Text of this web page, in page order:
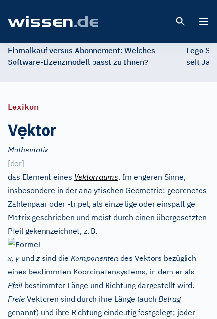
Einmalkauf versus Abonnement: Welches
Software-Lizenzmodell passt zu Ihnen?
Lego
seit
Lexikon
Vẹktor
Mathematik
[der]
das Element eines Vektorraums. Im engeren Sinne,
insbesondere in der analytischen Geometrie: geordnetes
Zahlenpaar oder -tripel, als einzeilige oder einspaltige
Matrix geschrieben und meist durch einen übergesetzten
Pfeil gekennzeichnet, z. B.
x, y und zsind die Komponenten des Vektors bezüglich
eines bestimmten Koordinatensystems, in dem er als
Pfeil bestimmter Länge und Richtung dargestellt wird.
Freie Vektoren sind durch ihre Länge (auch Betrag
genannt) und ihre Richtung eindeutig festgelegt; jeder